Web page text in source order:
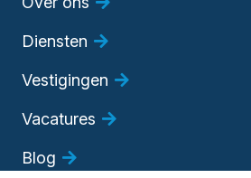
Diensten
Vestigingen
Vacatures
Blog